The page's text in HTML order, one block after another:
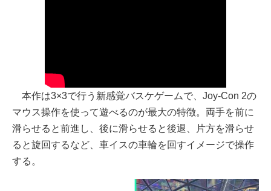
本作は3×3で行う新感覚バスケゲームで、Joy-Con 2の
マウス操作を使って遊べるのが最大の特徴。両手を前に
滑らせると前進し、後に滑らせると後退、片方を滑らせ
ると旋回するなど、車イスの車輪を回すイメージで操作
する。